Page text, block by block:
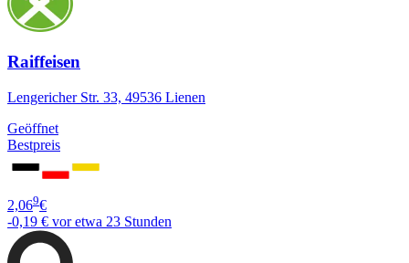
Raiffeisen
Lengericher Str. 33, 49536 Lienen
Geöffnet
Bestpreis
2,069€
-0,19 € vor etwa 23 Stunden